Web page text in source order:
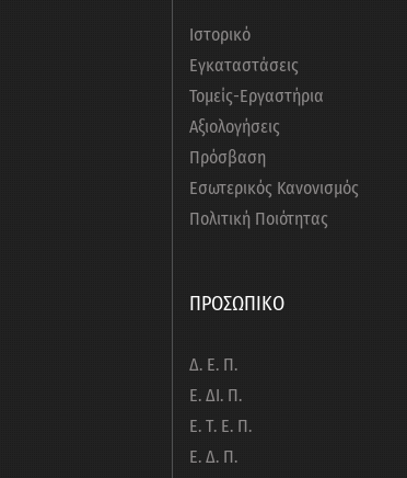
Ιστορικό
Εγκαταστάσεις
Τομείς-Εργαστήρια
Αξιολογήσεις
Πρόσβαση
Εσωτερικός Κανονισμός
Πολιτική Ποιότητας
ΠΡΟΣΩΠΙΚΟ
Δ. Ε. Π.
Ε. ΔΙ. Π.
Ε. Τ. Ε. Π.
Ε. Δ. Π.